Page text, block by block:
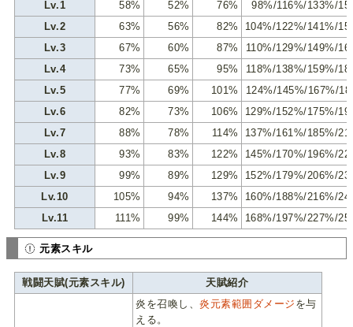
Lv.1 58% 52% 76%
98%/116%/133%/
Lv.2
63% 56% 82%
104%/122%/141%/
Lv.3
67% 60% 87%
110%/129%/149%/
Lv.4
73% 65% 95%
118%/138%/159%/
Lv.5
77% 69% 101%
124%/145%/167%/
Lv.6
82% 73% 106%
129%/152%/175%/
Lv.7
88% 78% 114%
137%/161%/185%/
Lv.8
93% 83% 122%
145%/170%/196%/
Lv.9
99% 89% 129%
152%/179%/206%/
Lv.10
105% 94% 137%
160%/188%/216%/
Lv.11
111% 99% 144% 168%/197%/227%/
元素スキル
戦闘天賦(元素スキル) 天賦紹介
炎を召喚し、炎元素範囲ダメージ を与
える。